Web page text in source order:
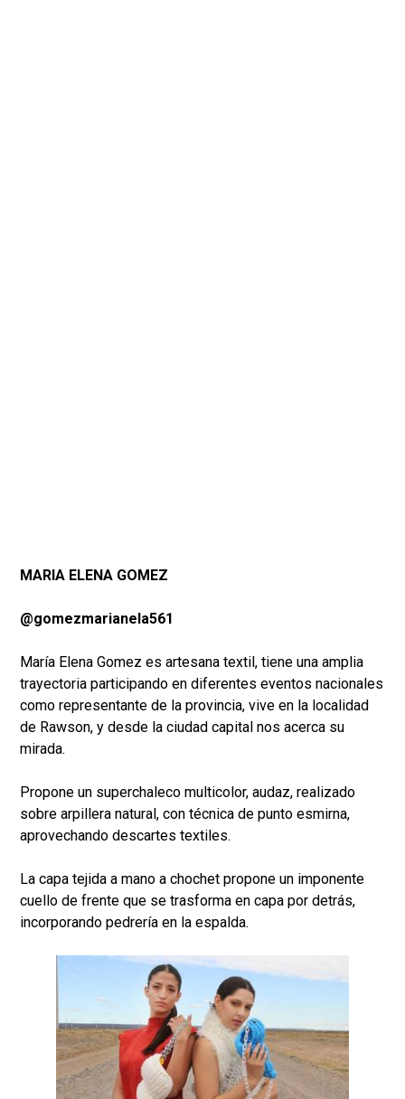
MARIA ELENA GOMEZ
@gomezmarianela561
María Elena Gomez es artesana textil, tiene una amplia
trayectoria participando en diferentes eventos nacionales
como representante de la provincia, vive en la localidad
de Rawson, y desde la ciudad capital nos acerca su
mirada.
Propone un superchaleco multicolor, audaz, realizado
sobre arpillera natural, con técnica de punto esmirna,
aprovechando descartes textiles.
La capa tejida a mano a chochet propone un imponente
cuello de frente que se trasforma en capa por detrás,
incorporando pedrería en la espalda.